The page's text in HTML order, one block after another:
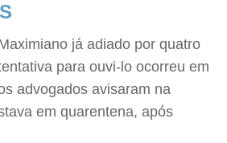
já adiado por quatro
para ouvi-lo ocorreu em
advogados avisaram na
em quarentena, após